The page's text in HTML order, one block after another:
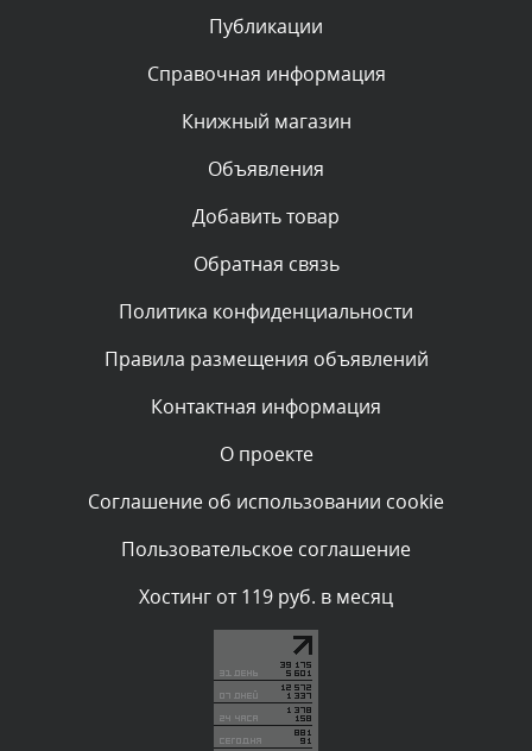
Комментарий проверяется
Текст комментария будет виден после проверки
администратором.
Комментарий проверяется
Текст комментария будет виден после проверки
администратором.
Комментарий проверяется
администратором.
Комментарий проверяется
администратором.
Комментарий проверяется
Текст комментария будет виден после проверки
Комментарий проверяется
Публикации
Справочная информация
Книжный магазин
Объявления
Добавить товар
Обратная связь
Политика конфиденциальности
Правила размещения объявлений
Контактная информация
О проекте
Соглашение об использовании cookie
Пользовательское соглашение
Хостинг от 119 руб. в месяц